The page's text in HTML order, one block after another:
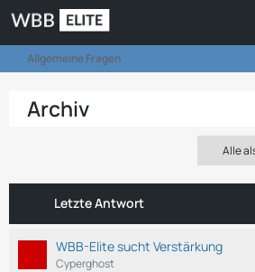
Allgemeine Fragen
Archiv
Alle
Letzte Antwort
WBB-Elite sucht Verstärkung
Cyperghost